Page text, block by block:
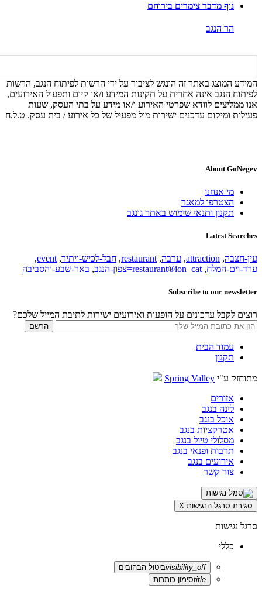
נוף מדבר צימרים בירוחם
הר הנגב
המידע המוצג באתר זה הונגש לציבור על ידי הרשות לפיתוח הנגב, הרשות
לפיתוח הנגב אינה אחרית על תקינות המידע ו/או קיום ותפעול האירועים,
אנו ממליצים לוודא שפרטי האירוע ו/או מידע על בתי העסק, שעות
פעילות ומיקום עדכנים ישירות מול מפעיל של כל אירוע / בית עסק. ט.ל.ח
About GoNegev
מי אנחנו
הצטרפו למאגר
תקנון ותנאי שימוש באתר גונגב
Latest Searches
עין-חצבה,
attraction
, ערבה,
restaurant
, חבל-לכיש-ויתיר,
event
,
ערד-וים-המלח, restaurant®ion_cat=צפון-הנגב , באר-שבע-והסביבה
Subscribe to our newsletter
רוצים לקבל עדכונים על הופעות ואירועים ישירות לתיבת המייל שלכם?
עמוד הבית
תקנון
מתוחזק ע"י Spring Valley
אזורים
לינה בנגב
אוכל בנגב
אטרקציות בנגב
מסלולי טיול בנגב
תרבות ופנאי בנגב
אירועים בנגב
צור קשר
סגירת סרגל הנגישות X
סרגל נגישות
כללי
visibility_offביטול הבהובים
titleסימון כותרות